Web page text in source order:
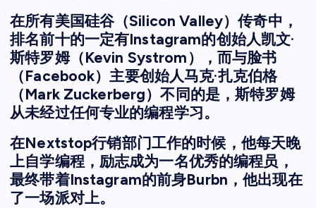
在所有美国硅谷（Silicon Valley）传奇中，
排名前十的一定有Instagram的创始人凯文·
斯特罗姆（Kevin Systrom），而与脸书
（Facebook）主要创始人马克·扎克伯格
（Mark Zuckerberg）不同的是，斯特罗姆
从未经过任何专业的编程学习。
在Nextstop行销部门工作的时候，他每天晚
上自学编程，励志成为一名优秀的编程员，
最终带着Instagram的前身Burbn，他出现在
了一场派对上。